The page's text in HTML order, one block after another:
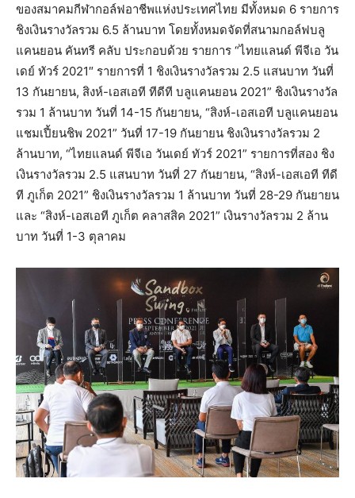
ของสมาคมกีฬากอล์ฟอาชีพแห่งประเทศไทย มีทั้งหมด 6 รายการ
ชิงเงินรางวัลรวม 6.5 ล้านบาท โดยทั้งหมดจัดที่สนามกอล์ฟบลู
แคนยอน คันทรี คลับ ประกอบด้วย รายการ “ไทยแลนด์ พีจีเอ วัน
เดย์ ทัวร์ 2021″ รายการที่ 1 ชิงเงินรางวัลรวม 2.5 แสนบาท วันที่
13 กันยายน, สิงห์-เอสเอที ทีดีที บลูแคนยอน 2021” ชิงเงินรางวัล
รวม 1 ล้านบาท วันที่ 14-15 กันยายน, “สิงห์-เอสเอที บลูแคนยอน
แชมเปี้ยนชิพ 2021” วันที่ 17-19 กันยายน ชิงเงินรางวัลรวม 2
ล้านบาท, “ไทยแลนด์ พีจีเอ วันเดย์ ทัวร์ 2021” รายการที่สอง ชิง
เงินรางวัลรวม 2.5 แสนบาท วันที่ 27 กันยายน, “สิงห์-เอสเอที ทีดี
ที ภูเก็ต 2021” ชิงเงินรางวัลรวม 1 ล้านบาท วันที่ 28-29 กันยายน
และ “สิงห์-เอสเอที ภูเก็ต คลาสสิค 2021” เงินรางวัลรวม 2 ล้าน
บาท วันที่ 1-3 ตุลาคม